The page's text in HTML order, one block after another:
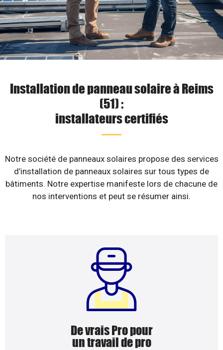
Installation de panneau solaire à Reims
(51) :
installateurs certifiés
Notre société de panneaux solaires propose des services
d’installation de panneaux solaires sur tous types de
bâtiments. Notre expertise manifeste lors de chacune de
nos interventions et peut se résumer ainsi.
De vrais Pro pour
un travail de pro